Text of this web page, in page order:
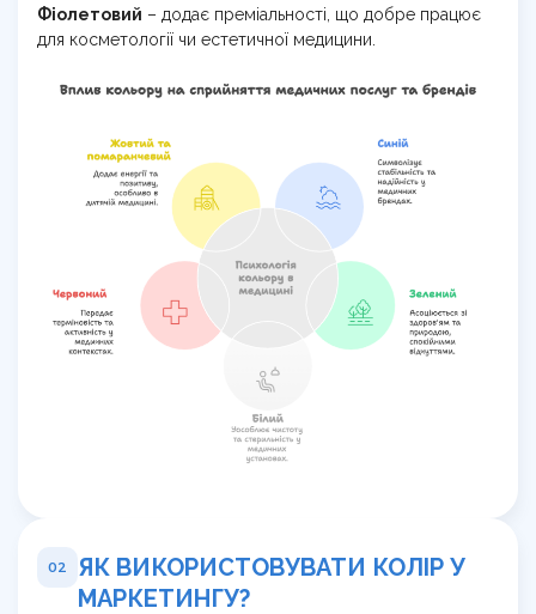
Фіолетовий – додає преміальності, що добре працює
для косметології чи естетичної медицини.
02
ЯК ВИКОРИСТОВУВАТИ КОЛІР У
МАРКЕТИНГУ?